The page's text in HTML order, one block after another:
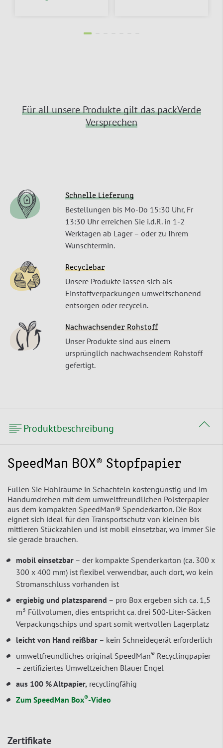
Für all unsere Produkte gilt das packVerde
Versprechen
Schnelle Lieferung
Bestellungen bis Mo-Do 15:30 Uhr, Fr
13:30 Uhr erreichen Sie i.d.R. in 1-2
Werktagen ab Lager – oder zu Ihrem
Wunschtermin.
Recyclebar
Unsere Produkte lassen sich als
Einstoffverpackungen umweltschonend
entsorgen oder recyceln.
Nachwachsender Rohstoff
Unser Produkte sind aus einem
ursprünglich nachwachsendem Rohstoff
gefertigt.
Produktbeschreibung
SpeedMan BOX® Stopfpapier
Füllen Sie Hohlräume in Schachteln kostengünstig und im
Handumdrehen mit dem umweltfreundlichen Polsterpapier
aus dem kompakten SpeedMan® Spenderkarton. Die Box
eignet sich ideal für den Transportschutz von kleinen bis
mittleren Stückzahlen und ist mobil einsetzbar, wo immer Sie
sie gerade brauchen.
mobil einsetzbar – der kompakte Spenderkarton (ca. 300 x
300 x 400 mm) ist flexibel verwendbar, auch dort, wo kein
Stromanschluss vorhanden ist
ergiebig und platzsparend – pro Box ergeben sich ca. 1,5
m3 Füllvolumen, dies entspricht ca. drei 500-Liter-Säcken
Verpackungschips und spart somit wertvollen Lagerplatz
leicht von Hand reißbar – kein Schneidegerät erforderlich
umweltfreundliches original SpeedMan® Recyclingpapier
– zertifiziertes Umweltzeichen Blauer Engel
aus 100 % Altpapier, recyclingfähig
Zum SpeedMan Box®-Video
Zertifikate